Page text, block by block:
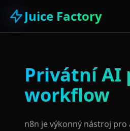
Juice Factory
Privátní AI
workflow
n8n je výkonný nástroj pro